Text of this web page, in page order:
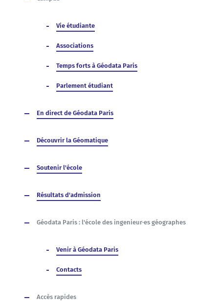
Vie étudiante
Associations
Temps forts à Géodata Paris
Parlement étudiant
En direct de Géodata Paris
Découvrir la Géomatique
Soutenir l'école
Résultats d'admission
Géodata Paris : l'école des ingenieur·es géographes
Venir à Géodata Paris
Contacts
Accès rapides